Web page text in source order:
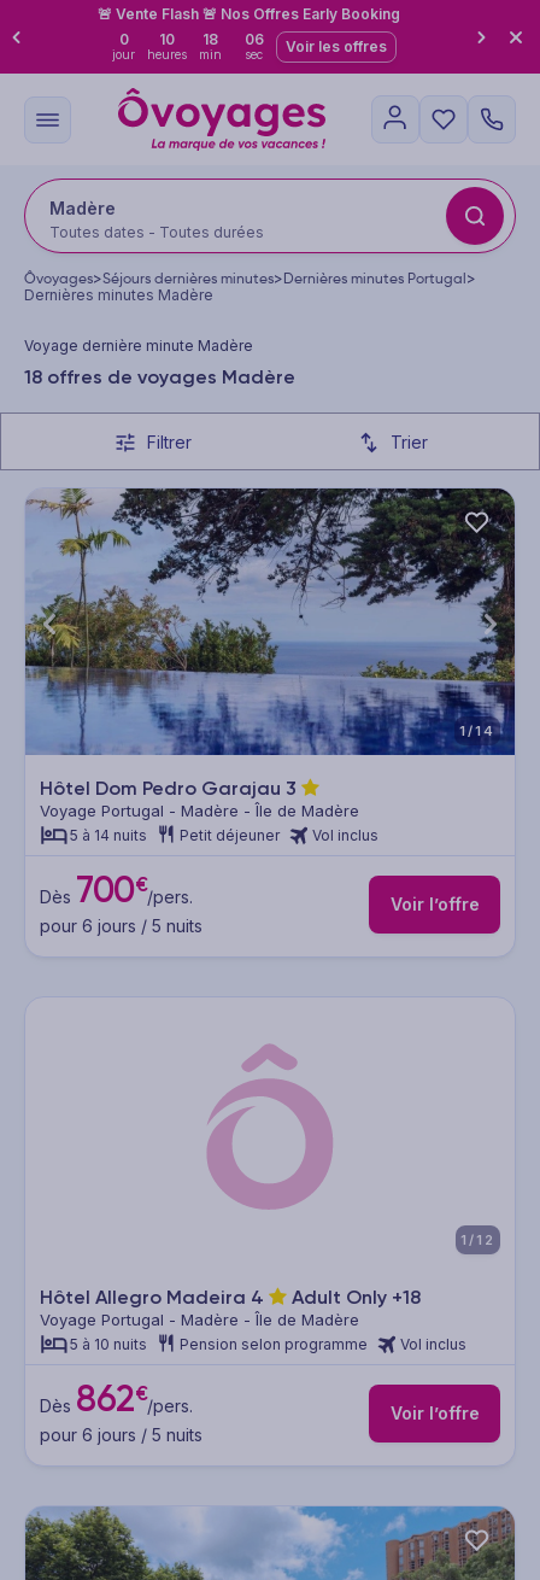
🚨 Vente Flash 🚨 Nos Offres Early Booking
0
jour
10
heures
18
min
05
sec Voir les offres
Madère
Toutes dates - Toutes durées
Ôvoyages>Séjours dernières minutes>Dernières minutes Portugal>
Dernières minutes Madère
Voyage dernière minute Madère
18 offres de voyages Madère
Filtrer Trier
1/14
Hôtel Dom Pedro Garajau 3
Voyage Portugal - Madère - Île de Madère
5 à 14 nuits Petit déjeuner Vol inclus
Dès 700€/pers.
pour 6 jours / 5 nuits
Voir l’offre
1/12
Hôtel Allegro Madeira 4 Adult Only +18
Voyage Portugal - Madère - Île de Madère
5 à 10 nuits Pension selon programme Vol inclus
Dès 862€/pers.
pour 6 jours / 5 nuits
Voir l’offre